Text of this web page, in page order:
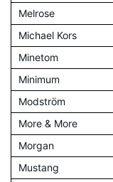
Melrose
Michael Kors
Minetom
Minimum
Modström
More & More
Morgan
Mustang